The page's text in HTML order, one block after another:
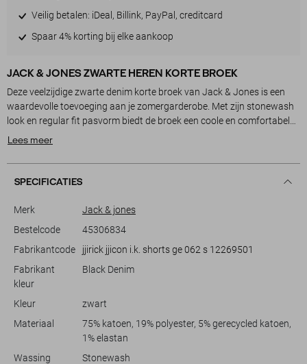
Veilig betalen: iDeal, Billink, PayPal, creditcard
Spaar 4% korting bij elke aankoop
JACK & JONES ZWARTE HEREN KORTE BROEK
Deze veelzijdige zwarte denim korte broek van Jack & Jones is een
waardevolle toevoeging aan je zomergarderobe. Met zijn stonewash
look en regular fit pasvorm biedt de broek een coole en comfortabele
uitstraling. Het 5-pocket design voegt praktische functionaliteit toe,
Gemaakt van duurzaam materiaal voelt deze korte broek stevig aan,
perfect voor casual dagen in de stad of een ontspannen weekend aan
Dankzij de regular waist taille en normale lengte heb je een tijdloze
wandeling maakt in het park of een barbecue organiseert met
vrienden, deze broek is een uitstekende keuze. De subtiele kleur maakt
het eenvoudig om te combineren met diverse stijlen en kleuren. Voeg
een eenvoudig T-shirt en sneakers toe voor een casual look, of draag
Jones short past zich moeiteloos aan jouw dagelijkse plannen aan.
Lees meer
SPECIFICATIES
Merk
Jack & jones
Bestelcode
45306834
Fabrikantcode
jjirick jjicon i.k. shorts ge 062 s 12269501
Fabrikant
kleur
Black Denim
Kleur
zwart
Materiaal
75% katoen, 19% polyester, 5% gerecycled katoen,
1% elastan
Wassing
Stonewash